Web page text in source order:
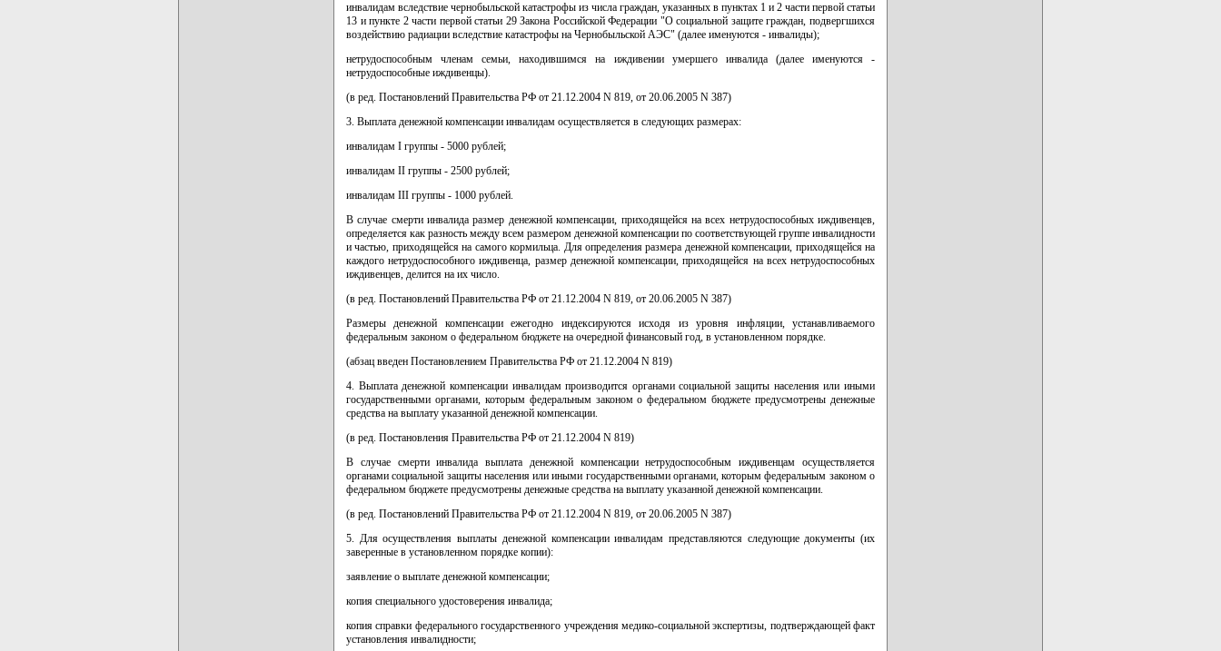
инвалидам вследствие чернобыльской катастрофы из числа граждан, указанных в пунктах 1 и 2 части первой статьи
13 и пункте 2 части первой статьи 29 Закона Российской Федерации "О социальной защите граждан, подвергшихся
воздействию радиации вследствие катастрофы на Чернобыльской АЭС" (далее именуются - инвалиды);
нетрудоспособным членам семьи, находившимся на иждивении умершего инвалида (далее именуются -
нетрудоспособные иждивенцы).
(в ред. Постановлений Правительства РФ от 21.12.2004 N 819, от 20.06.2005 N 387)
3. Выплата денежной компенсации инвалидам осуществляется в следующих размерах:
инвалидам I группы - 5000 рублей;
инвалидам II группы - 2500 рублей;
инвалидам III группы - 1000 рублей.
В случае смерти инвалида размер денежной компенсации, приходящейся на всех нетрудоспособных иждивенцев,
определяется как разность между всем размером денежной компенсации по соответствующей группе инвалидности
и частью, приходящейся на самого кормильца. Для определения размера денежной компенсации, приходящейся на
каждого нетрудоспособного иждивенца, размер денежной компенсации, приходящейся на всех нетрудоспособных
иждивенцев, делится на их число.
(в ред. Постановлений Правительства РФ от 21.12.2004 N 819, от 20.06.2005 N 387)
Размеры денежной компенсации ежегодно индексируются исходя из уровня инфляции, устанавливаемого
федеральным законом о федеральном бюджете на очередной финансовый год, в установленном порядке.
(абзац введен Постановлением Правительства РФ от 21.12.2004 N 819)
4. Выплата денежной компенсации инвалидам производится органами социальной защиты населения или иными
государственными органами, которым федеральным законом о федеральном бюджете предусмотрены денежные
средства на выплату указанной денежной компенсации.
(в ред. Постановления Правительства РФ от 21.12.2004 N 819)
В случае смерти инвалида выплата денежной компенсации нетрудоспособным иждивенцам осуществляется
органами социальной защиты населения или иными государственными органами, которым федеральным законом о
федеральном бюджете предусмотрены денежные средства на выплату указанной денежной компенсации.
(в ред. Постановлений Правительства РФ от 21.12.2004 N 819, от 20.06.2005 N 387)
5. Для осуществления выплаты денежной компенсации инвалидам представляются следующие документы (их
заверенные в установленном порядке копии):
заявление о выплате денежной компенсации;
копия специального удостоверения инвалида;
копия справки федерального государственного учреждения медико-социальной экспертизы, подтверждающей факт
установления инвалидности;